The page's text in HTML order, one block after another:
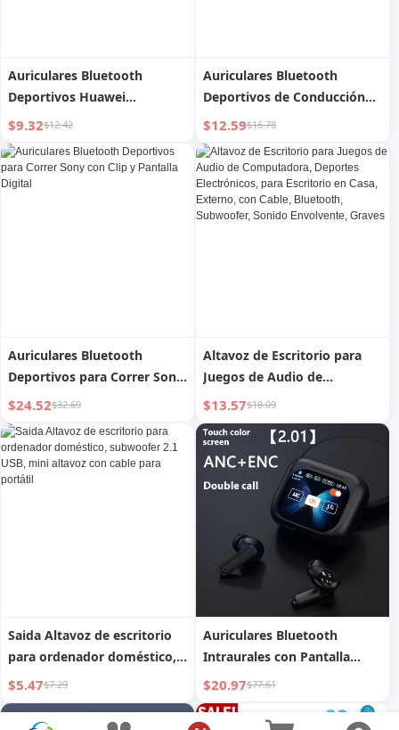
Auriculares Bluetooth
Deportivos Huawei
Originales P70 Nova12
$9.32$12.42
Auriculares Bluetooth
Deportivos de Conducción
Ósea Burmester Alemanes
$12.59$16.78
Auriculares Bluetooth
Deportivos para Correr Sony
con Clip y Pantalla Digital
$24.52$32.69
Altavoz de Escritorio para
Juegos de Audio de
Computadora, Deportes
Electrónicos, para Escritorio
en Casa, Externo, con Cable,
Bluetooth, Subwoofer,
Sonido Envolvente, Graves
$13.57$18.09
Saida Altavoz de escritorio
para ordenador doméstico,
subwoofer 2.1 USB, mini
altavoz con cable para
portátil
$5.47$7.29
Auriculares Bluetooth
Intraurales con Pantalla
Grande y Reducción de
Ruido Transparentes
$20.97$77.61